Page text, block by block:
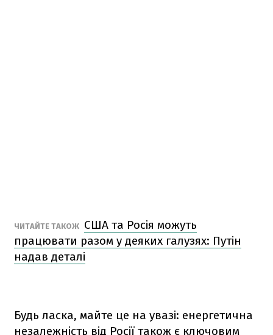
ЧИТАЙТЕ ТАКОЖ США та Росія можуть
працювати разом у деяких галузях: Путін
надав деталі
Будь ласка, майте це на увазі: енергетична
незалежність від Росії також є ключовим